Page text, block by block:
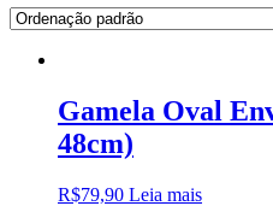
Gamela Oval
48cm)
R$79,90 Leia mais